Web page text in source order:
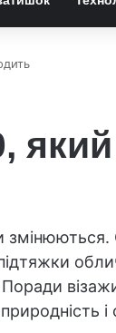
Поради
і